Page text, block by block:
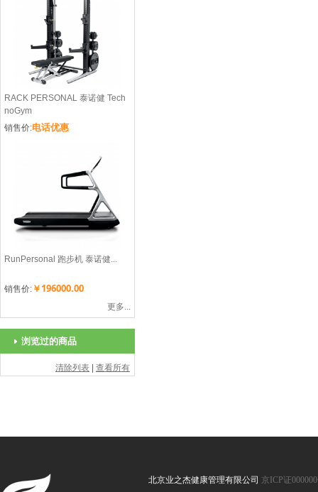
RACK PERSONAL 泰诺健 Tech
noGym
销售价:电话优惠
RunPersonal 跑步机 泰诺健...
销售价: ￥196000.00
更多...
浏览过的商品
清除列表 查看所有
北京业之杰健康管理有限公司 京ICP证